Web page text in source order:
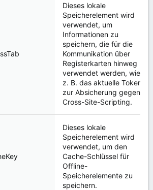
Dieses lokale
Speicherelement wird
verwendet, um
Informationen zu
speichern, die für die
Kommunikation über
Registerkarten hinweg
verwendet werden, wie
z. B. das aktuelle Token
zur Absicherung gegen
Cross-Site-Scripting.
Dieses lokale
Speicherelement wird
verwendet, um den
Cache-Schlüssel für
Offline-
Speicherelemente zu
speichern.